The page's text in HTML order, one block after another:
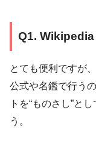
Q1. Wikipedia
とても便利ですが
公式や名鑑で行う
トを“ものさし”と
う。